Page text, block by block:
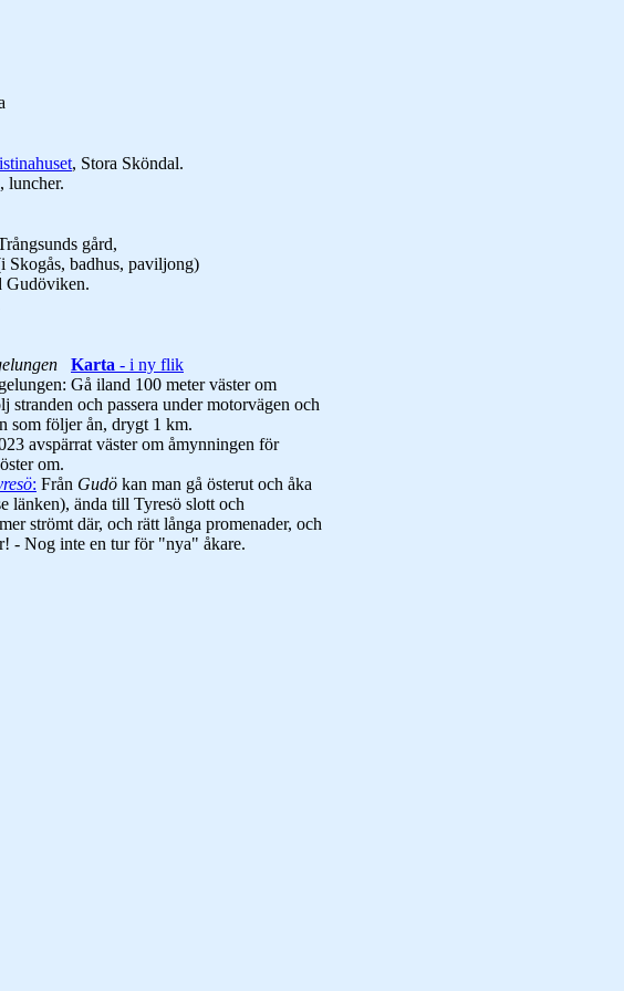
, Stora Sköndal.
, luncher.
gård,
badhus, paviljong)
Gudöviken.
Karta - i ny flik
Gå iland 100 meter väster om
stranden och passera under motorvägen och
som följer ån, drygt 1 km.
avspärrat väster om åmynningen för
om.
: Från Gudö kan man gå österut och åka
länken), ända till Tyresö slott och
strömt där, och rätt långa promenader, och
- Nog inte en tur för "nya" åkare.